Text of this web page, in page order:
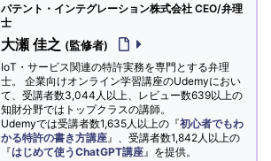
パテント・インテグレーション株式会社 CEO/弁理
士
大瀬 佳之 (監修者)
IoT・サービス関連の特許実務を専門とする弁理
士。 企業向けオンライン学習講座のUdemyにおい
て、受講者数3,044人以上、レビュー数639以上の
知財分野ではトップクラスの講師。
Udemyでは受講者数1,635人以上の『初心者でもわ
かる特許の書き方講座 』、受講者数1,842人以上の
『はじめて使うChatGPT講座 』を提供。